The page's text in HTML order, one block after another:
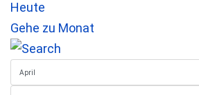
Heute
Gehe zu Monat